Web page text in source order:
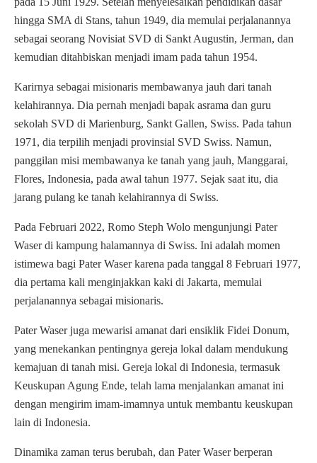
hingga SMA di Stans, tahun 1949, dia memulai perjalanannya
sebagai seorang Novisiat SVD di Sankt Augustin, Jerman, dan
kemudian ditahbiskan menjadi imam pada tahun 1954.
Karirnya sebagai misionaris membawanya jauh dari tanah
kelahirannya. Dia pernah menjadi bapak asrama dan guru
sekolah SVD di Marienburg, Sankt Gallen, Swiss. Pada tahun
1971, dia terpilih menjadi provinsial SVD Swiss. Namun,
panggilan misi membawanya ke tanah yang jauh, Manggarai,
Flores, Indonesia, pada awal tahun 1977. Sejak saat itu, dia
jarang pulang ke tanah kelahirannya di Swiss.
Pada Februari 2022, Romo Steph Wolo mengunjungi Pater
Waser di kampung halamannya di Swiss. Ini adalah momen
istimewa bagi Pater Waser karena pada tanggal 8 Februari 1977,
dia pertama kali menginjakkan kaki di Jakarta, memulai
perjalanannya sebagai misionaris.
Pater Waser juga mewarisi amanat dari ensiklik Fidei Donum,
yang menekankan pentingnya gereja lokal dalam mendukung
kemajuan di tanah misi. Gereja lokal di Indonesia, termasuk
Keuskupan Agung Ende, telah lama menjalankan amanat ini
dengan mengirim imam-imamnya untuk membantu keuskupan
lain di Indonesia.
Dinamika zaman terus berubah, dan Pater Waser berperan